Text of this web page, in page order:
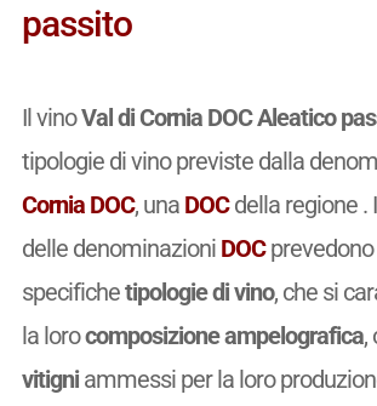
passito
Il vinoVal di Cornia DOC Aleatico
tipologie di vino previste dalla
Cornia DOC, una DOCdella regione .
delle denominazioni DOCprevedono
specifichetipologie di vino, che si
la lorocomposizione ampelografica,
vitigniammessi per la loro